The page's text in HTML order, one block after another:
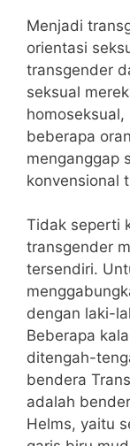
Menjadi
orientasi
transgender
seksual
beberapa
menganggap
konvensional
Tidak seperti
transgender
tersendiri.
dengan laki-
Beberapa
ditengah-
bendera
adalah
Helms, yaitu